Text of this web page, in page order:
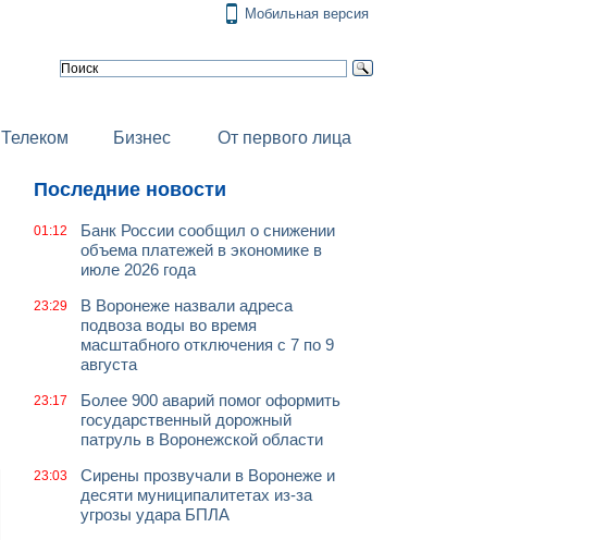
Мобильная версия
Телеком Бизнес От первого лица
Последние новости
01:12
Банк России сообщил о снижении
объема платежей в экономике в
июле 2026 года
23:29
В Воронеже назвали адреса
подвоза воды во время
масштабного отключения с 7 по 9
августа
23:17
Более 900 аварий помог оформить
государственный дорожный
патруль в Воронежской области
23:03
Сирены прозвучали в Воронеже и
десяти муниципалитетах из-за
угрозы удара БПЛА